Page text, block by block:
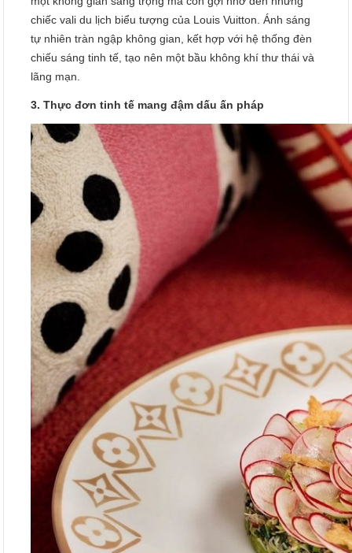
chiếc vali du lịch biểu tượng của Louis Vuitton. Ánh sáng
tự nhiên tràn ngập không gian, kết hợp với hệ thống đèn
chiếu sáng tinh tế, tạo nên một bầu không khí thư thái và
lãng mạn.
3. Thực đơn tinh tế mang đậm dấu ấn pháp